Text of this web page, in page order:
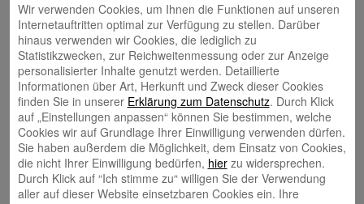
Neueste Beiträge
Radlkonvoi des FFH feiert Einweihung des neuen
Campus Nord 5. August 2026
Willkommen bei Kinder im Mittelpunkt e.V. 24. Juli 2026
Tierische Erlebnisse, Bewegung und Begegnungen –
Zootag der Stadtsparkasse Augsburg begeistert rund
2.500 Besucherinnen und Besucher 22. Juli 2026
Wir verwenden Cookies, um Ihnen die Funktionen auf unseren
Internetauftritten optimal zur Verfügung zu stellen. Darüber
hinaus verwenden wir Cookies, die lediglich zu
Statistikzwecken, zur Reichweitenmessung oder zur Anzeige
personalisierter Inhalte genutzt werden. Detaillierte
Informationen über Art, Herkunft und Zweck dieser Cookies
finden Sie in unserer Erklärung zum Datenschutz. Durch Klick
auf „Einstellungen anpassen“ können Sie bestimmen, welche
Cookies wir auf Grundlage Ihrer Einwilligung verwenden dürfen.
Sie haben außerdem die Möglichkeit, dem Einsatz von Cookies,
die nicht Ihrer Einwilligung bedürfen, hierzu widersprechen.
Durch Klick auf “Ich stimme zu“ willigen Sie der Verwendung
aller auf dieser Website einsetzbaren Cookies ein. Ihre